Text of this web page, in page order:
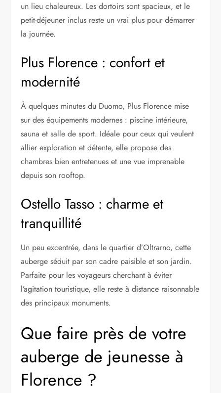
un lieu chaleureux. Les dortoirs sont spacieux, et le
petit-déjeuner inclus reste un vrai plus pour démarrer
la journée.
Plus Florence : confort et
modernité
À quelques minutes du Duomo, Plus Florence mise
sur des équipements modernes : piscine intérieure,
sauna et salle de sport. Idéale pour ceux qui veulent
allier exploration et détente, elle propose des
chambres bien entretenues et une vue imprenable
depuis son rooftop.
Ostello Tasso : charme et
tranquillité
Un peu excentrée, dans le quartier d’Oltrarno, cette
auberge séduit par son cadre paisible et son jardin.
Parfaite pour les voyageurs cherchant à éviter
l’agitation touristique, elle reste à distance raisonnable
des principaux monuments.
Que faire près de votre
auberge de jeunesse à
Florence ?